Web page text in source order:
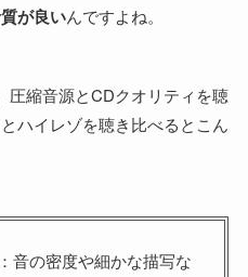
が良いんですよね。
圧縮音源とCDクオリティを聴
ハイレゾを聴き比べるとこん
：音の密度や細かな描写な